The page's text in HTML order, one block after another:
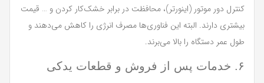
کنترل دور موتور (اینورتر)، محافظت در برابر خشک‌کار کردن و … قیمت
بیشتری دارند. البته این فناوری‌ها مصرف انرژی را کاهش می‌دهند و
طول عمر دستگاه را بالا می‌برند.
۶. خدمات پس از فروش و قطعات یدکی